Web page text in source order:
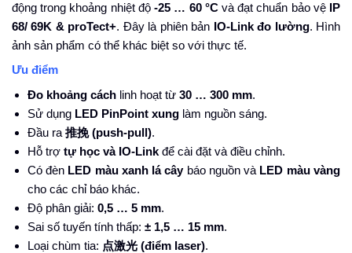
động trong khoảng nhiệt độ-25 … 60 °Cvà đạt chuẩn bảo vệ IP
68/ 69K & proTect+. Đây là phiên bản IO-Link đo lường. Hình
ảnh sản phẩm có thể khác biệt so với thực tế.
Ưu điểm
Đo khoảng cáchlinh hoạt từ 30 … 300 mm.
Sử dụng LED PinPoint xunglàm nguồn sáng.
Đầu ra 推挽(push-pull).
Hỗ trợ tự học và IO-Linkđể cài đặt và điều chỉnh.
Có đèn LED màu xanh lá câybáo nguồn và LED màu vàng
cho các chỉ báo khác.
Độ phân giải: 0,5 … 5 mm.
Sai số tuyến tính thấp: ± 1,5 … 15 mm.
Loại chùm tia: 点激光(điểm laser).